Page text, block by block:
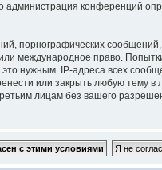
конференций
порнографических
международное право.
нужным. IP-адреса всех
или закрыть любую тему
лицам без вашего